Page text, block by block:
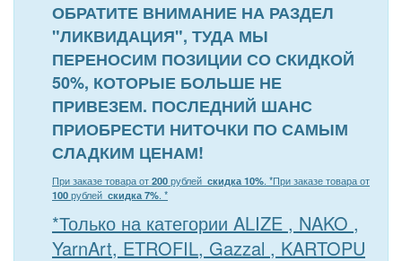
ОБРАТИТЕ ВНИМАНИЕ НА РАЗДЕЛ
"ЛИКВИДАЦИЯ", ТУДА МЫ
ПЕРЕНОСИМ ПОЗИЦИИ СО СКИДКОЙ
50%, КОТОРЫЕ БОЛЬШЕ НЕ
ПРИВЕЗЕМ. ПОСЛЕДНИЙ ШАНС
ПРИОБРЕСТИ НИТОЧКИ ПО САМЫМ
СЛАДКИМ ЦЕНАМ!
При заказе товара от200рублей скидка 10%. *При заказе товара от
100рублей скидка 7%. *
*Только на категории ALIZE , NAKO ,
YarnArt, ETROFIL, Gazzal , KARTOPU